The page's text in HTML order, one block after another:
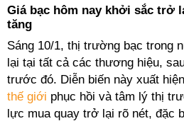
Giá bạc hôm nay khởi sắc trở
tăng
Sáng 10/1, thị trường bạc trong
lại tại tất cả các thương hiệu,
trước đó. Diễn biến này xuất
thế giới phục hồi và tâm lý thị
lực mua quay trở lại rõ nét, đặc